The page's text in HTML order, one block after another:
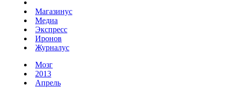
Магазинус
Медиа
Экспресс
Иронов
Журналус
Мозг
2013
Апрель